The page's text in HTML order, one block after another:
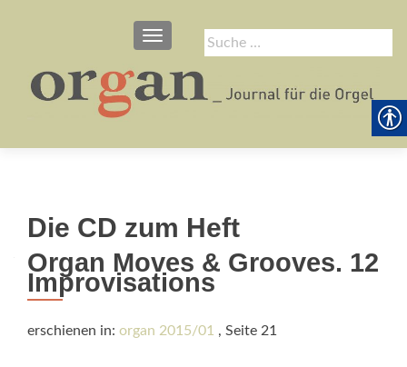
Suche
nach:
SCHALTE NAVIGATION
Die CD zum Heft
Organ Moves & Grooves. 12
Improvisations
erschienen in: organ 2015/01 , Seite 21